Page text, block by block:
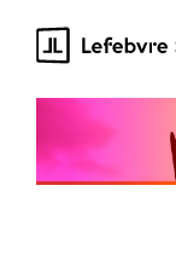
springen